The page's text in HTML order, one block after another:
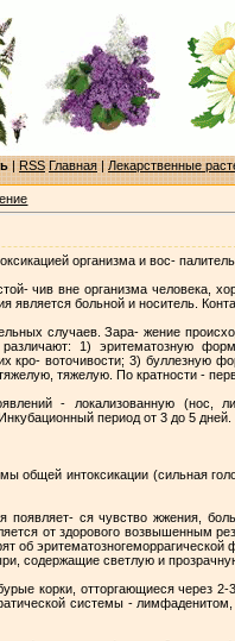
|RSS Главная|Лекарственные
организма и вос-
чив вне организма человека,
является больной и носитель.
случаев. Зара- жение
1) эритематозную
кро- воточивости; 3) буллезную
тяжелую. По кратности -
- локализованную
период от 3 до 5 дней.
общей интоксикации (сильная
появляет- ся чувство жжения,
от здорового возвышенным
об
содержащие светлую и
корки, отторгающиеся через
системы -